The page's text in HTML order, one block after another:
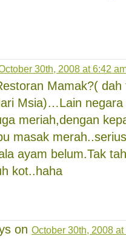
30th, 2008 at 6:42
Mamak?( dah
Msia)…Lain negara
meriah,dengan
masak
ayam belum.Tak
kot..haha
on October 30th, 2008